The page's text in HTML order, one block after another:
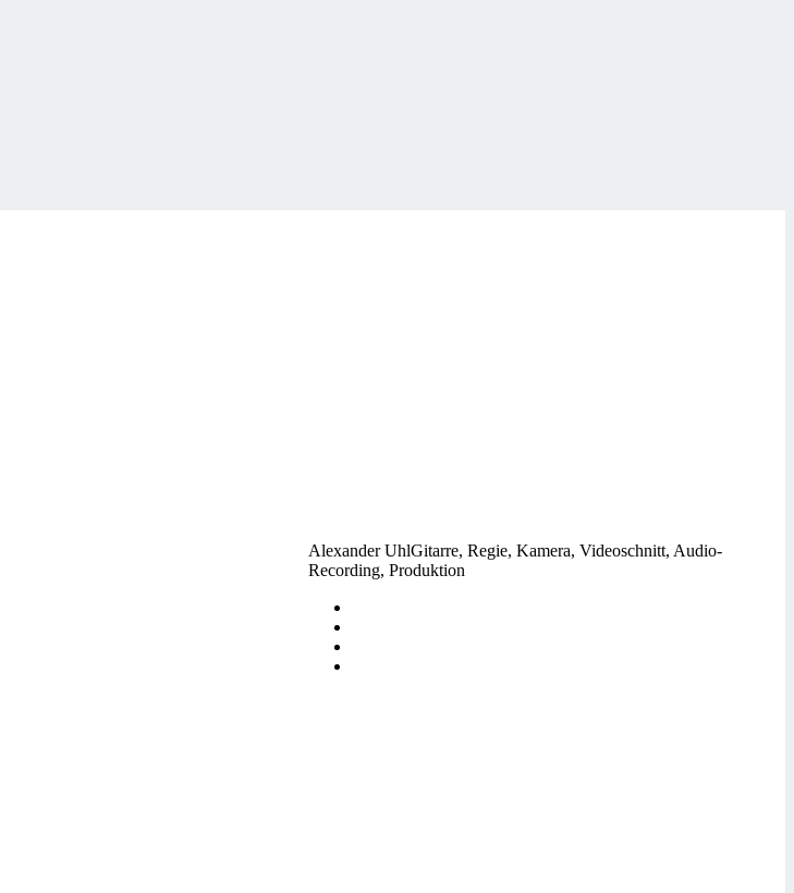
Alexander UhlGitarre, Regie, Kamera, Videoschnitt, Audio-
Recording, Produktion